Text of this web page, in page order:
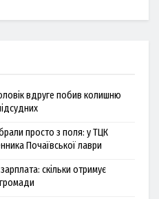
вдруге побив колишню
просто з поля: у ТЦК
Почаївської лаври
скільки отримує